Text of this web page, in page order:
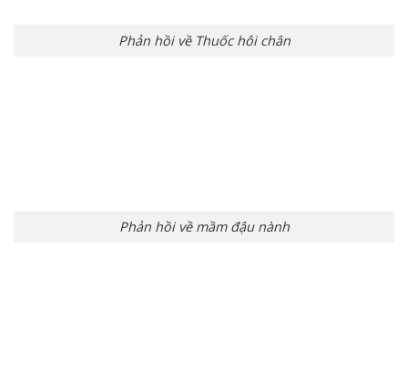
Phản hồi về Thuốc hôi chân
Phản hồi về mầm đậu nành